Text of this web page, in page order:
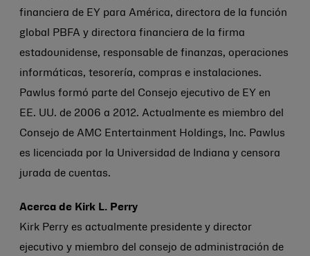
financiera de EY para América, directora de la función
global PBFA y directora financiera de la firma
estadounidense, responsable de finanzas, operaciones
informáticas, tesorería, compras e instalaciones.
Pawlus formó parte del Consejo ejecutivo de EY en
EE. UU. de 2006 a 2012. Actualmente es miembro del
Consejo de AMC Entertainment Holdings, Inc. Pawlus
es licenciada por la Universidad de Indiana y censora
jurada de cuentas.
Acerca de Kirk L. Perry
Kirk Perry es actualmente presidente y director
ejecutivo y miembro del consejo de administración de